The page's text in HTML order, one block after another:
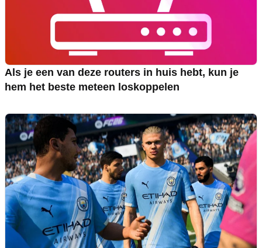
Als je een van deze routers in huis hebt, kun je
hem het beste meteen loskoppelen